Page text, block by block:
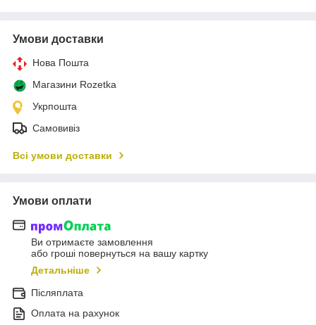
Умови доставки
Нова Пошта
Магазини Rozetka
Укрпошта
Самовивіз
Всі умови доставки
Умови оплати
Ви отримаєте замовлення
або гроші повернуться на вашу картку
Детальніше
Післяплата
Оплата на рахунок